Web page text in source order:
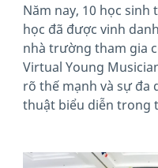
Năm nay, 10 học sinh
học đã được vinh
nhà trường tham gia
Virtual Young
rõ thế mạnh và sự đa
thuật biểu diễn trong
News image